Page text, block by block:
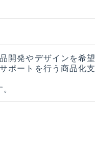
開発やデザインを希望
ポートを行う商品化支